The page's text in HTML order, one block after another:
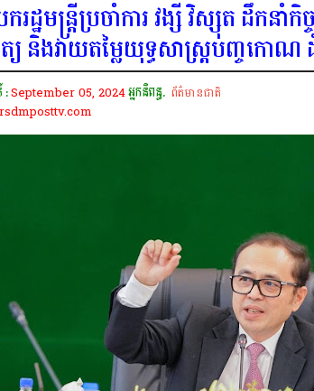
ដ្ឋមន្រ្តីប្រចាំការ វង្សី វិស្សុត ដឹកនាំ
យ និងវាយតម្លៃយុទ្ធសាស្រ្ដបញ្ចក
:September 05, 2024អ្នកនិពន្ធ. ព័ត៌មានជាតិ